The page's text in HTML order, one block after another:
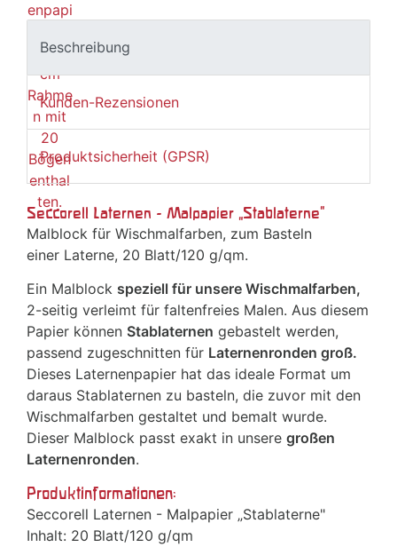
Beschreibung
Kunden-Rezensionen
Produktsicherheit (GPSR)
Seccorell Laternen - Malpapier „Stablaterne"
Malblock für Wischmalfarben, zum Basteln
einer Laterne, 20 Blatt/120 g/qm.
Ein Malblock speziell für unsere Wischmalfarben,
2-seitig verleimt für faltenfreies Malen. Aus diesem
Papier können Stablaternen gebastelt werden,
passend zugeschnitten für Laternenronden groß.
Dieses Laternenpapier hat das ideale Format um
daraus Stablaternen zu basteln, die zuvor mit den
Wischmalfarben gestaltet und bemalt wurde.
Dieser Malblock passt exakt in unsere großen
Laternenronden.
Produktinformationen:
Seccorell Laternen - Malpapier „Stablaterne"
Inhalt: 20 Blatt/120 g/qm